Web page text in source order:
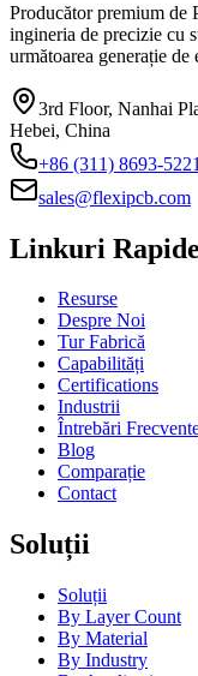
Producător premium
ingineria de precizie cu
următoarea generație de
3rd Floor, Nanhai
Hebei, China
+86 (311) 8693-5221
sales@flexipcb.com
Linkuri Rapide
Resurse
Despre Noi
Tur Fabrică
Capabilități
Certifications
Industrii
Întrebări
Blog
Comparație
Contact
Soluții
Soluții
By Layer Count
By Material
By Industry